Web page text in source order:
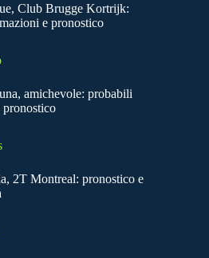
Club Brugge Kortrijk:
e pronostico
amichevole: probabili
2T Montreal: pronostico e